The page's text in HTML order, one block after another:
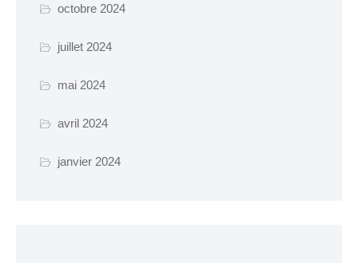
octobre 2024
juillet 2024
mai 2024
avril 2024
janvier 2024